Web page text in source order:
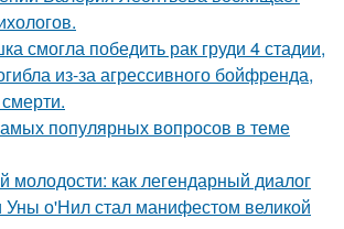
смогла победить рак груди 4 стадии,
из-за агрессивного бойфренда,
популярных вопросов в теме
молодости: как легендарный диалог
о'Нил стал манифестом великой